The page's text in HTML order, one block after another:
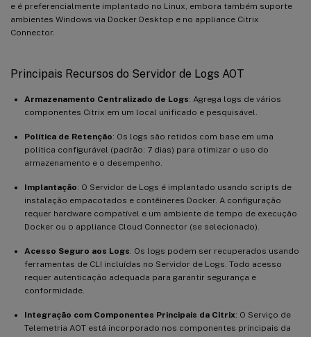
e é preferencialmente implantado no Linux, embora também suporte
ambientes Windows via Docker Desktop e no appliance Citrix
Connector.
Principais Recursos do Servidor de Logs AOT
Armazenamento Centralizado de Logs: Agrega logs de vários
componentes Citrix em um local unificado e pesquisável.
Política de Retenção: Os logs são retidos com base em uma
política configurável (padrão: 7 dias) para otimizar o uso do
armazenamento e o desempenho.
Implantação: O Servidor de Logs é implantado usando scripts de
instalação empacotados e contêineres Docker. A configuração
requer hardware compatível e um ambiente de tempo de execução
Docker ou o appliance Cloud Connector (se selecionado).
Acesso Seguro aos Logs: Os logs podem ser recuperados usando
ferramentas de CLI incluídas no Servidor de Logs. Todo acesso
requer autenticação adequada para garantir segurança e
conformidade.
Integração com Componentes Principais da Citrix: O Serviço de
Telemetria AOT está incorporado nos componentes principais da